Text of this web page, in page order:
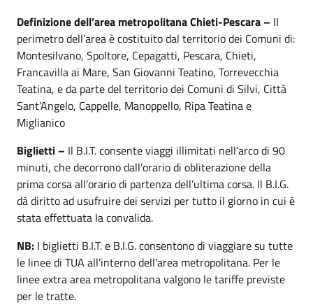
Definizione dell’area metropolitana Chieti-Pescara – II
perimetro dell’area è costituito dal territorio dei Comuni di:
Montesilvano, Spoltore, Cepagatti, Pescara, Chieti,
Francavilla ai Mare, San Giovanni Teatino, Torrevecchia
Teatina, e da parte del territorio dei Comuni di Silvi, Città
Sant’Angelo, Cappelle, Manoppello, Ripa Teatina e
Miglianico
Biglietti – Il B.I.T. consente viaggi illimitati nell’arco di 90
minuti, che decorrono dall’orario di obliterazione della
prima corsa all’orario di partenza dell’ultima corsa. Il B.I.G.
dà diritto ad usufruire dei servizi per tutto il giorno in cui è
stata effettuata la convalida.
NB: I biglietti B.I.T. e B.I.G. consentono di viaggiare su tutte
le linee di TUA all’interno dell’area metropolitana. Per le
linee extra area metropolitana valgono le tariffe previste
per le tratte.